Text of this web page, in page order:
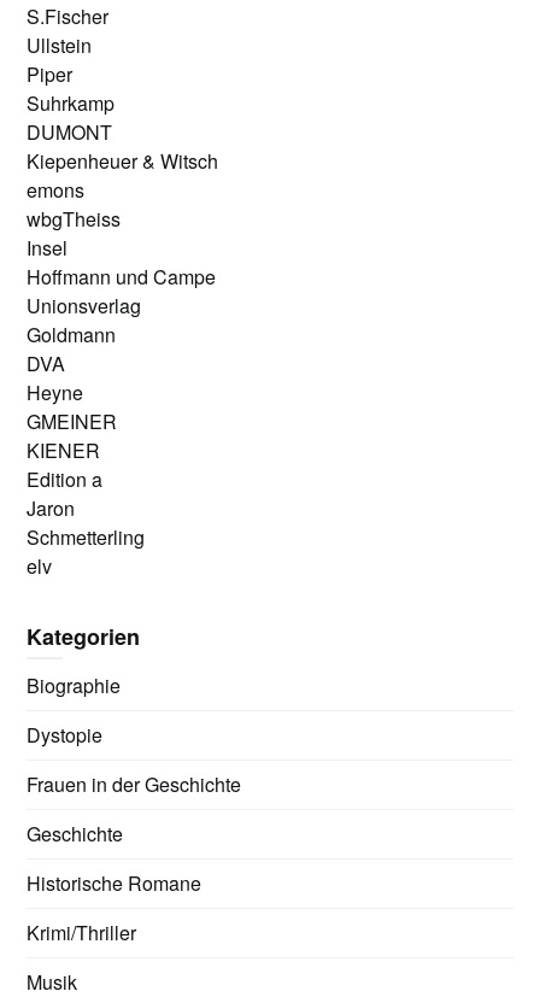
S.Fischer
Ullstein
Piper
Suhrkamp
DUMONT
Kiepenheuer & Witsch
emons
wbgTheiss
Insel
Hoffmann und Campe
Unionsverlag
Goldmann
DVA
Heyne
GMEINER
KIENER
Edition a
Jaron
Schmetterling
elv
Kategorien
Biographie
Dystopie
Frauen in der Geschichte
Geschichte
Historische Romane
Krimi/Thriller
Musik